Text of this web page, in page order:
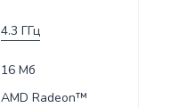
4.3 ГГц
16 Мб
AMD Radeon™